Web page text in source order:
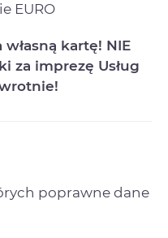
EURO
kartę! NIE
za imprezę Usług
poprawne dane